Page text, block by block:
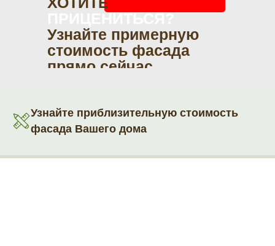
Узнайте примерную
стоимость фасада
прямо сейчас
Узнайте приблизительную стоимость
фасада Вашего дома